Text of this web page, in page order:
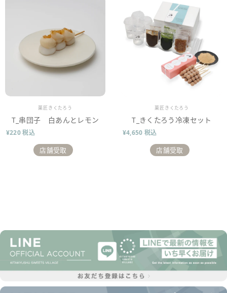
販売業者
菓匠きくたろう
T_串団子 白あんとレモン
¥220 税込
店舗受取
販売業者
菓匠きくたろう
T_きくたろう冷凍セット
¥4,650 税込
店舗受取